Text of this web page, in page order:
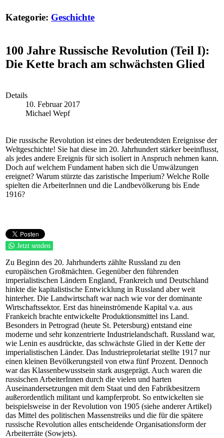
Kategorie: Geschichte
100 Jahre Russische Revolution (Teil I):
Die Kette brach am schwächsten Glied
Details
10. Februar 2017
Michael Wepf
Die russische Revolution ist eines der bedeutendsten Ereignisse der
Weltgeschichte! Sie hat diese im 20. Jahrhundert stärker beeinflusst,
als jedes andere Ereignis für sich isoliert in Anspruch nehmen kann.
Doch auf welchem Fundament haben sich die Umwälzungen
ereignet? Warum stürzte das zaristische Imperium? Welche Rolle
spielten die ArbeiterInnen und die Landbevölkerung bis Ende
1916?
Jetzt senden
Zu Beginn des 20. Jahrhunderts zählte Russland zu den
europäischen Großmächten. Gegenüber den führenden
imperialistischen Ländern England, Frankreich und Deutschland
hinkte die kapitalistische Entwicklung in Russland aber weit
hinterher. Die Landwirtschaft war nach wie vor der dominante
Wirtschaftssektor. Erst das hineinströmende Kapital v.a. aus
Frankeich brachte entwickelte Produktionsmittel ins Land.
Besonders in Petrograd (heute St. Petersburg) entstand eine
moderne und sehr konzentrierte Industrielandschaft. Russland war,
wie Lenin es ausdrückte, das schwächste Glied in der Kette der
imperialistischen Länder. Das Industrieproletariat stellte 1917 nur
einen kleinen Bevölkerungsteil von etwa fünf Prozent. Dennoch
war das Klassenbewusstsein stark ausgeprägt. Auch waren die
russischen ArbeiterInnen durch die vielen und harten
Auseinandersetzungen mit dem Staat und den Fabrikbesitzern
außerordentlich militant und kampferprobt. So entwickelten sie
beispielsweise in der Revolution von 1905 (siehe anderer Artikel)
das Mittel des politischen Massenstreiks und die für die spätere
russische Revolution alles entscheidende Organisationsform der
Arbeiterräte (Sowjets).